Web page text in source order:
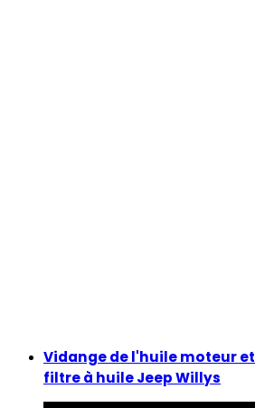
Vidange de l'huile moteur
filtre à huile Jeep Willys